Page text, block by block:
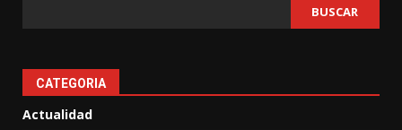
BUSCAR
CATEGORIA
Actualidad